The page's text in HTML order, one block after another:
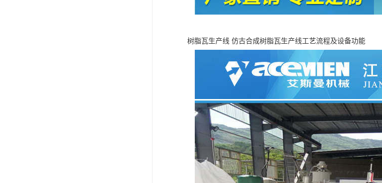
树脂瓦生产线 仿古合成树脂瓦生产线工艺流程及设备功能